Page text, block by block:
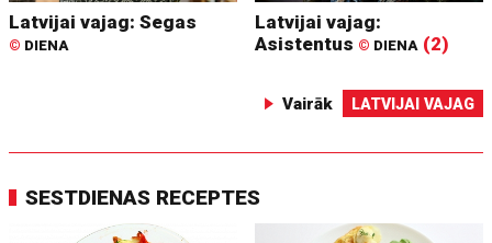
Latvijai vajag: Segas
© DIENA
Latvijai vajag:
Asistentus © DIENA (2)
Vairāk LATVIJAI VAJAG
SESTDIENAS RECEPTES